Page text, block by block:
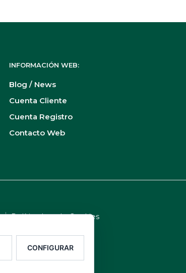
INFORMACIÓN WEB:
Blog / News
Cuenta Cliente
Cuenta Registro
Contacto Web
Política Ley de Cookies
CONFIGURAR